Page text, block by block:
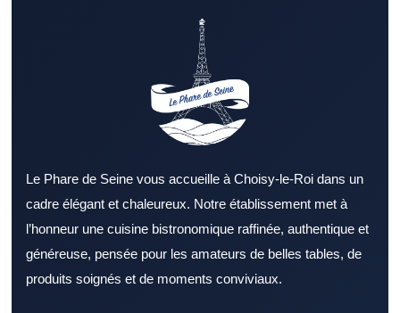
Le Phare de Seine vous accueille à Choisy-le-Roi dans un
cadre élégant et chaleureux. Notre établissement met à
l’honneur une cuisine bistronomique raffinée, authentique et
généreuse, pensée pour les amateurs de belles tables, de
produits soignés et de moments conviviaux.